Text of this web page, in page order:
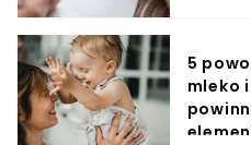
5
mleko